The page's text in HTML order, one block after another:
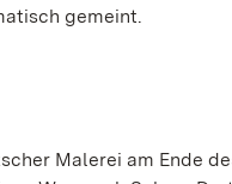
gemeint.
Malerei am Ende